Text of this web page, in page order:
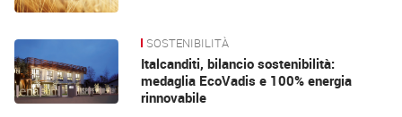
SOSTENIBILITÀ
Italcanditi, bilancio sostenibilità:
medaglia EcoVadis e 100% energia
rinnovabile